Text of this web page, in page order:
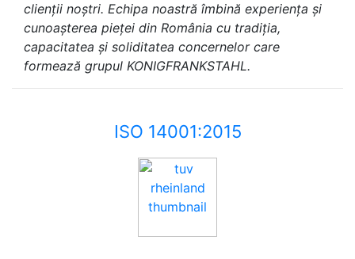
clienții noștri. Echipa noastră îmbină experiența și
cunoașterea pieței din România cu tradiția,
capacitatea și soliditatea concernelor care
formează grupul KONIGFRANKSTAHL.
ISO 14001:2015